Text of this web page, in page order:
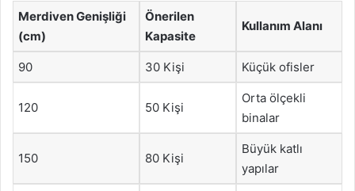
Merdiven Genişliği
(cm)
Önerilen
Kapasite
Kullanım Alanı
90 30 Kişi Küçük ofisler
120 50 Kişi
Orta ölçekli
binalar
150 80 Kişi
Büyük katlı
yapılar